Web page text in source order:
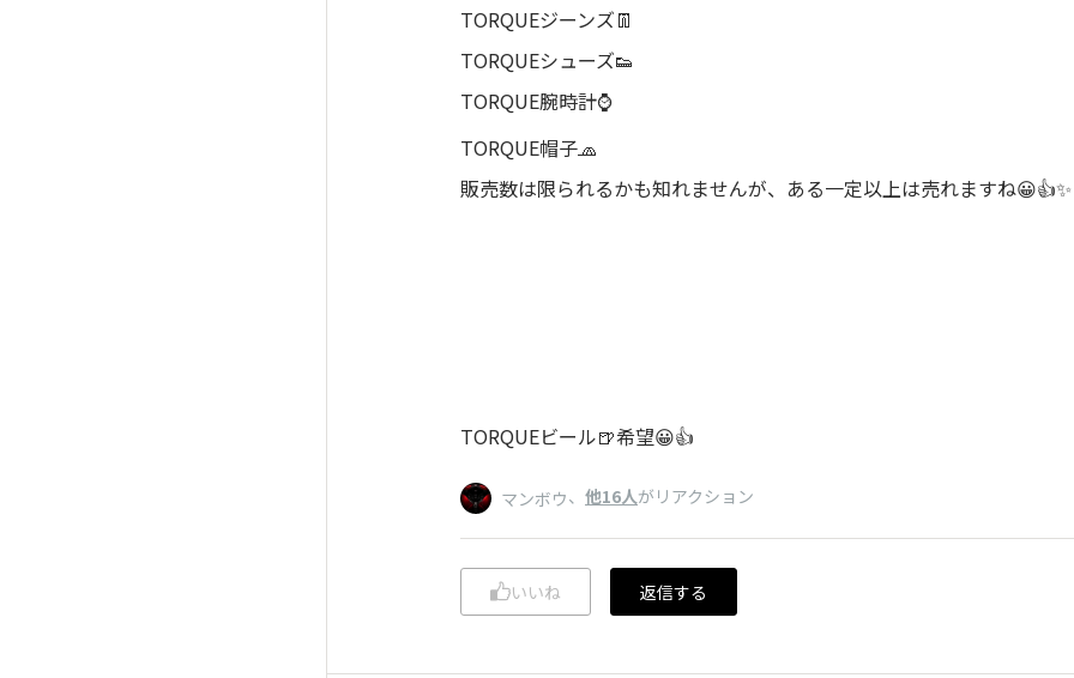
TORQUEジーンズ👖
TORQUEシューズ👟
TORQUE腕時計⌚️
TORQUE帽子🧢
販売数は限られるかも知れませんが、ある一定以上は売れますね
TORQUEビール🍺希望😀👍
マンボウ、 他16人がリアクション
いいね 返信する